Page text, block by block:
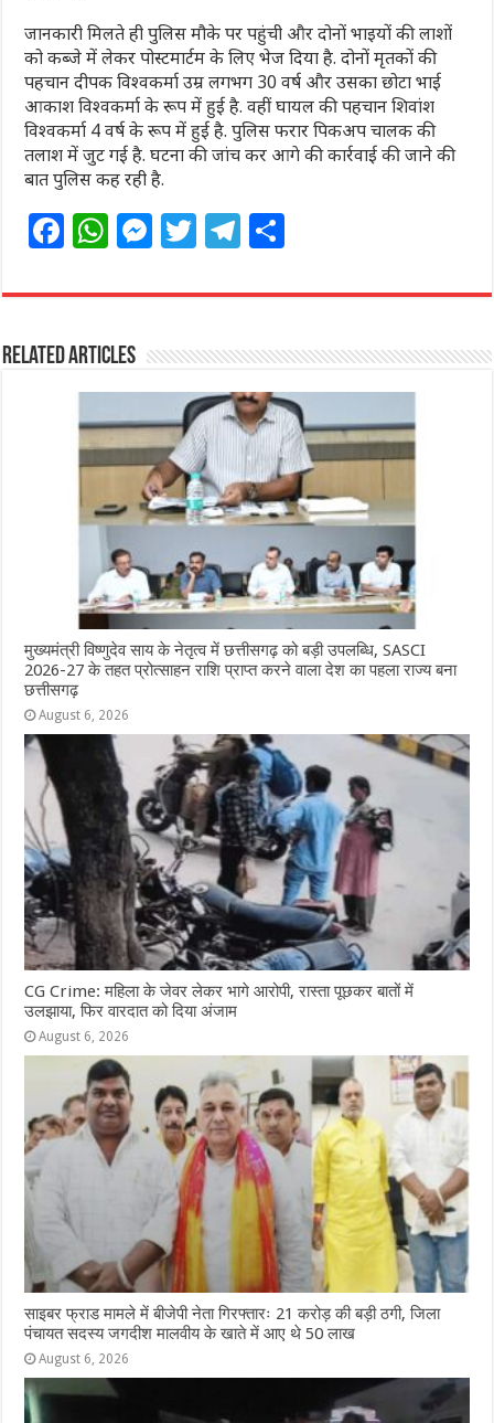
जानकारी मिलते ही पुलिस मौके पर पहुंची और दोनों भाइयों की लाशों
को कब्जे में लेकर पोस्टमार्टम के लिए भेज दिया है. दोनों मृतकों की
पहचान दीपक विश्वकर्मा उम्र लगभग 30 वर्ष और उसका छोटा भाई
आकाश विश्वकर्मा के रूप में हुई है. वहीं घायल की पहचान शिवांश
विश्वकर्मा 4 वर्ष के रूप में हुई है. पुलिस फरार पिकअप चालक की
तलाश में जुट गई है. घटना की जांच कर आगे की कार्रवाई की जाने की
बात पुलिस कह रही है.
F
c
e
b
o
o
k
W
at
s
A
p
p
M
ss
n
g
e
r
T
itt
r
T
e
ra
m
ar
Related Articles
मुख्यमंत्री विष्णुदेव साय के नेतृत्व में छत्तीसगढ़ को बड़ी उपलब्धि, SASCI
2026-27 के तहत प्रोत्साहन राशि प्राप्त करने वाला देश का पहला राज्य बना
छत्तीसगढ़
August 6, 2026
CG Crime: महिला के जेवर लेकर भागे आरोपी, रास्ता पूछकर बातों में
उलझाया, फिर वारदात को दिया अंजाम
August 6, 2026
साइबर फ्राड मामले में बीजेपी नेता गिरफ्तारः 21 करोड़ की बड़ी ठगी, जिला
पंचायत सदस्य जगदीश मालवीय के खाते में आए थे 50 लाख
August 6, 2026